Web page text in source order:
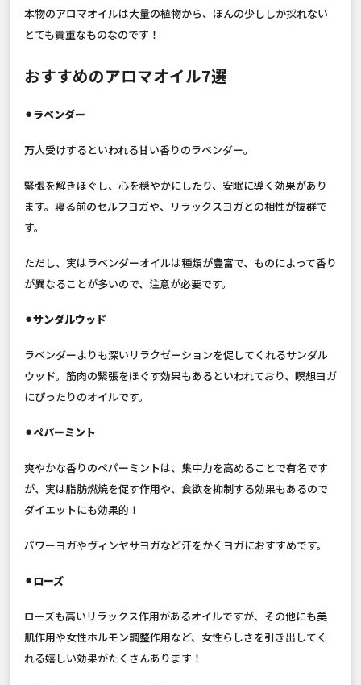
本物のアロマオイルは大量の植物から、ほんの少ししか採れない
とても貴重なものなのです！
おすすめのアロマオイル7選
⚫︎ラベンダー
万人受けするといわれる甘い香りのラベンダー。
緊張を解きほぐし、心を穏やかにしたり、安眠に導く効果があり
ます。寝る前のセルフヨガや、リラックスヨガとの相性が抜群で
す。
ただし、実はラベンダーオイルは種類が豊富で、ものによって香り
が異なることが多いので、注意が必要です。
⚫︎サンダルウッド
ラベンダーよりも深いリラクゼーションを促してくれるサンダル
ウッド。筋肉の緊張をほぐす効果もあるといわれており、瞑想ヨガ
にぴったりのオイルです。
⚫︎ペパーミント
爽やかな香りのペパーミントは、集中力を高めることで有名です
が、実は脂肪燃焼を促す作用や、食欲を抑制する効果もあるので
ダイエットにも効果的！
パワーヨガやヴィンヤサヨガなど汗をかくヨガにおすすめです。
⚫︎ローズ
ローズも高いリラックス作用があるオイルですが、その他にも美
肌作用や女性ホルモン調整作用など、女性らしさを引き出してく
れる嬉しい効果がたくさんあります！